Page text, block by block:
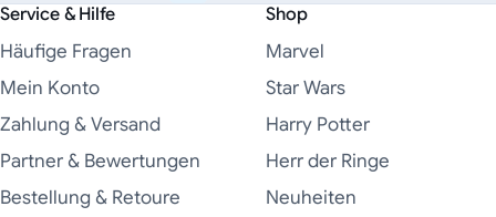
Service & Hilfe
Häufige Fragen
Mein Konto
Zahlung & Versand
Partner & Bewertungen
Bestellung & Retoure
Shop
Marvel
Star Wars
Harry Potter
Herr der Ringe
Neuheiten